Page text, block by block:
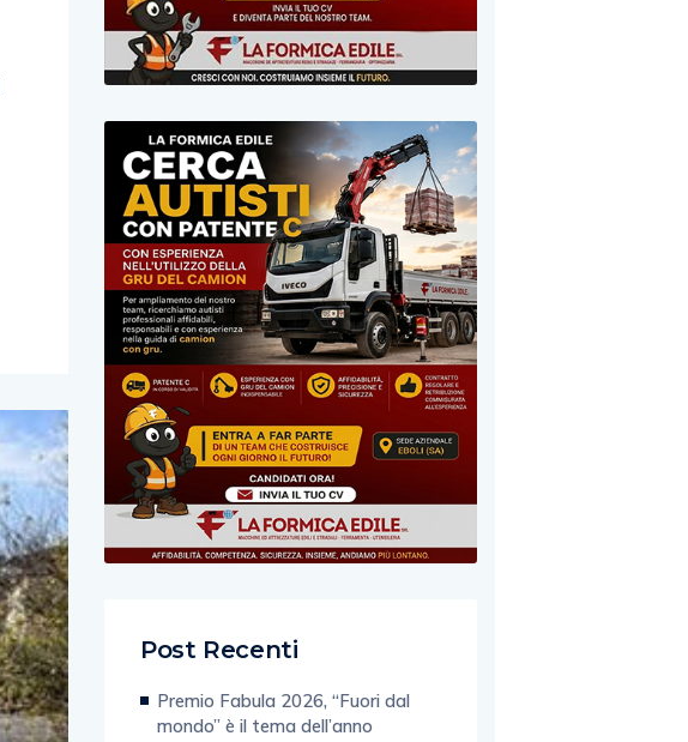
Post Recenti
Premio Fabula 2026, “Fuori dal
mondo” è il tema dell’anno